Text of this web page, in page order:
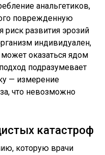
анальгетиков,
поврежденную
развития эрозий
индивидуален,
оказаться ядом
подразумевает
— измерение
что невозможно
катастроф
которую врачи